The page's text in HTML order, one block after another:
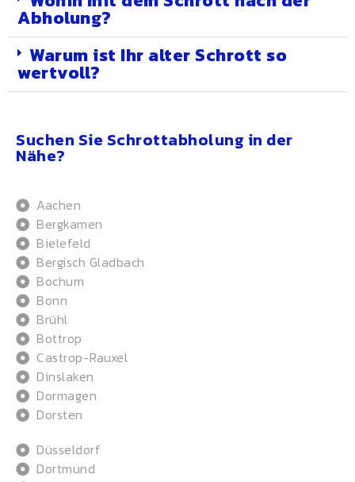
Abholung?
Warum ist Ihr alter Schrott so
wertvoll?
Suchen Sie Schrottabholung in der
Nähe?
Aachen
Bergkamen
Bielefeld
Bergisch Gladbach
Bochum
Bonn
Brühl
Bottrop
Castrop-Rauxel
Dinslaken
Dormagen
Dorsten
Düsseldorf
Dortmund